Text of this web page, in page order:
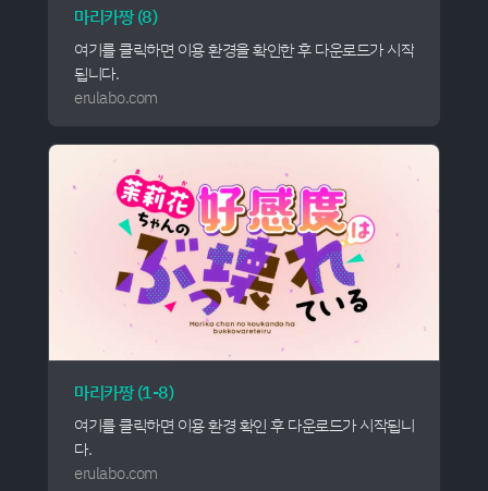
마리카짱 (8)
여기를 클릭하면 이용 환경을 확인한 후 다운로드가 시작
됩니다.
erulabo.com
마리카짱 (1-8)
여기를 클릭하면 이용 환경 확인 후 다운로드가 시작됩니
다.
SubsPlease 1080p, Pretendard
erulabo.com